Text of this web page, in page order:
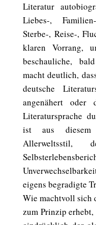
Literatur
Liebes-,
Sterbe-, Reise-,
klaren Vorrang,
beschauliche,
macht deutlich,
deutsche
angenähert oder
Literatursprache
ist aus diesem
Allerweltsstil,
eigens begradigte
Wie machtvoll sich
zum Prinzip